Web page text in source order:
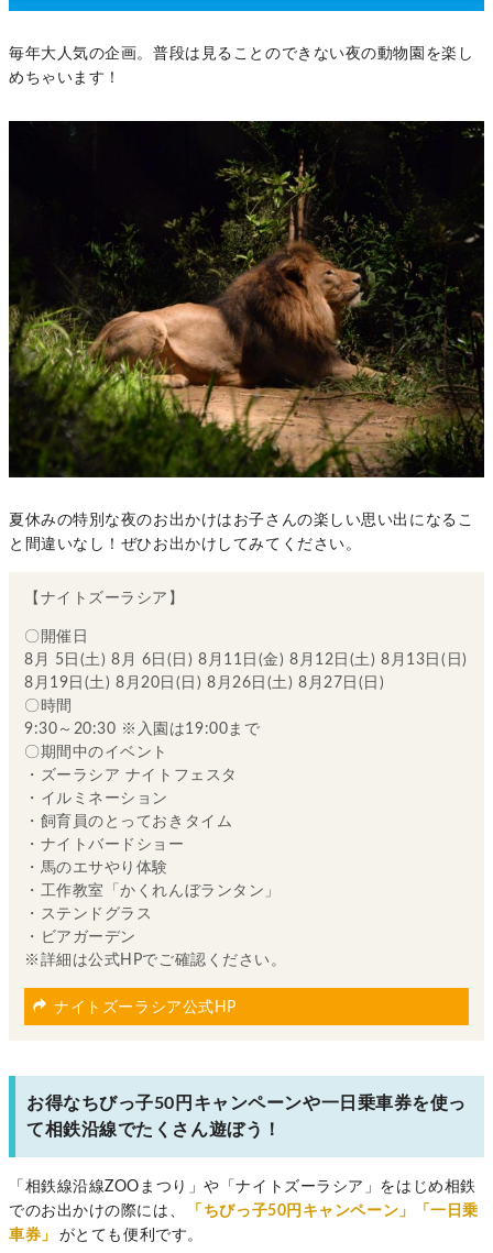
毎年大人気の企画。普段は見ることのできない夜の動物園を楽し
めちゃいます！
夏休みの特別な夜のお出かけはお子さんの楽しい思い出になるこ
と間違いなし！ぜひお出かけしてみてください。
【ナイトズーラシア】
〇開催日
8月 5日(土) 8月 6日(日) 8月11日(金) 8月12日(土) 8月13日(日)
8月19日(土) 8月20日(日) 8月26日(土) 8月27日(日)
〇時間
9:30～20:30 ※入園は19:00まで
〇期間中のイベント
・ズーラシア ナイトフェスタ
・イルミネーション
・飼育員のとっておきタイム
・ナイトバードショー
・馬のエサやり体験
・工作教室「かくれんぼランタン」
・ステンドグラス
・ビアガーデン
※詳細は公式HPでご確認ください。
ナイトズーラシア公式HP
お得なちびっ子50円キャンペーンや一日乗車券を使っ
て相鉄沿線でたくさん遊ぼう！
「相鉄線沿線ZOOまつり」や「ナイトズーラシア」をはじめ相鉄
でのお出かけの際には、
「ちびっ子50円キャンペーン」「一日乗
車券」
がとても便利です。